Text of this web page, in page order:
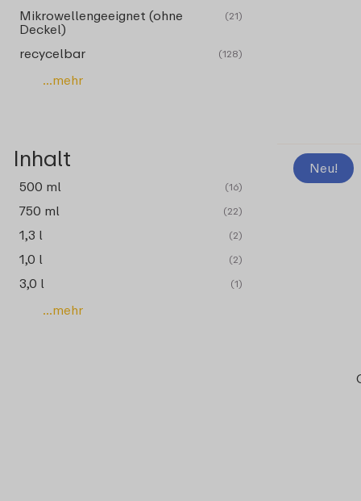
Mikrowellengeeignet (ohne
Deckel)
(21)
recycelbar (128)
...mehr
Inhalt
500 ml (16)
750 ml (22)
1,3 l (2)
1,0 l (2)
3,0 l (1)
...mehr
Neu!